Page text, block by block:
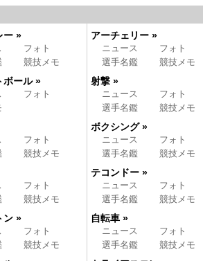
ー »
フォト
競技メモ
ボール »
フォト
フォト
競技メモ
フォト
競技メモ
ン »
フォト
競技メモ
アーチェリー »
ニュース
フォト
選手名鑑
競技メモ
射撃 »
ニュース
フォト
選手名鑑
競技メモ
ボクシング »
ニュース
フォト
選手名鑑
競技メモ
テコンドー »
ニュース
フォト
選手名鑑
競技メモ
自転車 »
ニュース
フォト
選手名鑑
競技メモ